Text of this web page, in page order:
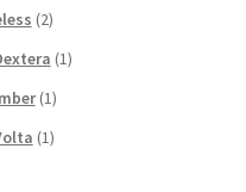
(2)
(1)
(1)
(1)